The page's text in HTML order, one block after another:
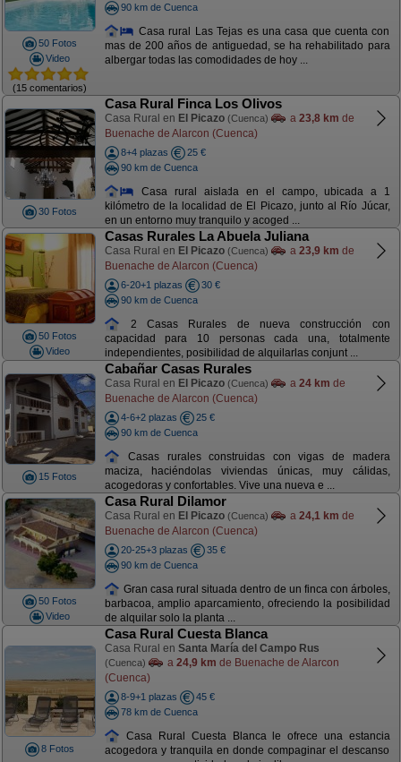
50 Fotos
Video
(15 comentarios)
90 km de Cuenca
Casa rural Las Tejas es una casa que cuenta con
mas de 200 años de antiguedad, se ha rehabilitado para
albergar todas las comodidades de hoy ...
30 Fotos
Casa Rural Finca Los Olivos
Casa Rural en El Picazo (Cuenca) a 23,8 km de
Buenache de Alarcon (Cuenca)
8+4 plazas
25 €
90 km de Cuenca
Casa rural aislada en el campo, ubicada a 1
kilómetro de la localidad de El Picazo, junto al Río Júcar,
en un entorno muy tranquilo y acoged ...
50 Fotos
Video
Casas Rurales La Abuela Juliana
Casa Rural en El Picazo (Cuenca) a 23,9 km de
Buenache de Alarcon (Cuenca)
6-20+1 plazas
30 €
90 km de Cuenca
2 Casas Rurales de nueva construcción con
capacidad para 10 personas cada una, totalmente
independientes, posibilidad de alquilarlas conjunt ...
15 Fotos
Cabañar Casas Rurales
Casa Rural en El Picazo (Cuenca) a 24 km de
Buenache de Alarcon (Cuenca)
4-6+2 plazas
25 €
90 km de Cuenca
Casas rurales construidas con vigas de madera
maciza, haciéndolas viviendas únicas, muy cálidas,
acogedoras y confortables. Vive una nueva e ...
50 Fotos
Video
Casa Rural Dilamor
Casa Rural en El Picazo (Cuenca) a 24,1 km de
Buenache de Alarcon (Cuenca)
20-25+3 plazas
35 €
90 km de Cuenca
Gran casa rural situada dentro de un finca con árboles,
barbacoa, amplio aparcamiento, ofreciendo la posibilidad
de alquilar solo la planta ...
8 Fotos
Casa Rural Cuesta Blanca
Casa Rural en Santa María del Campo Rus
(Cuenca) a 24,9 km de Buenache de Alarcon
(Cuenca)
8-9+1 plazas
45 €
78 km de Cuenca
Casa Rural Cuesta Blanca le ofrece una estancia
acogedora y tranquila en donde compaginar el descanso